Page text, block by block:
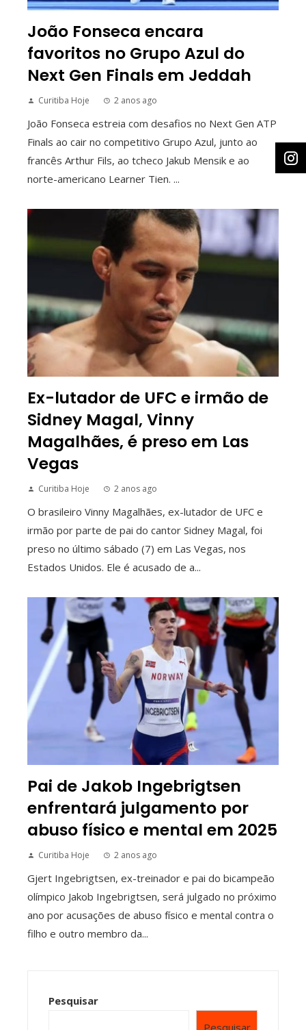
João Fonseca encara
favoritos no Grupo Azul do
Next Gen Finals em Jeddah
Curitiba Hoje 2 anos ago
João Fonseca estreia com desafios no Next Gen ATP
Finals ao cair no competitivo Grupo Azul, junto ao
francês Arthur Fils, ao tcheco Jakub Mensik e ao
norte-americano Learner Tien. ...
Ex-lutador de UFC e irmão de
Sidney Magal, Vinny
Magalhães, é preso em Las
Vegas
Curitiba Hoje 2 anos ago
O brasileiro Vinny Magalhães, ex-lutador de UFC e
irmão por parte de pai do cantor Sidney Magal, foi
preso no último sábado (7) em Las Vegas, nos
Estados Unidos. Ele é acusado de a...
Pai de Jakob Ingebrigtsen
enfrentará julgamento por
abuso físico e mental em 2025
Curitiba Hoje 2 anos ago
Gjert Ingebrigtsen, ex-treinador e pai do bicampeão
olímpico Jakob Ingebrigtsen, será julgado no próximo
ano por acusações de abuso físico e mental contra o
filho e outro membro da...
Pesquisar
Pesquisar